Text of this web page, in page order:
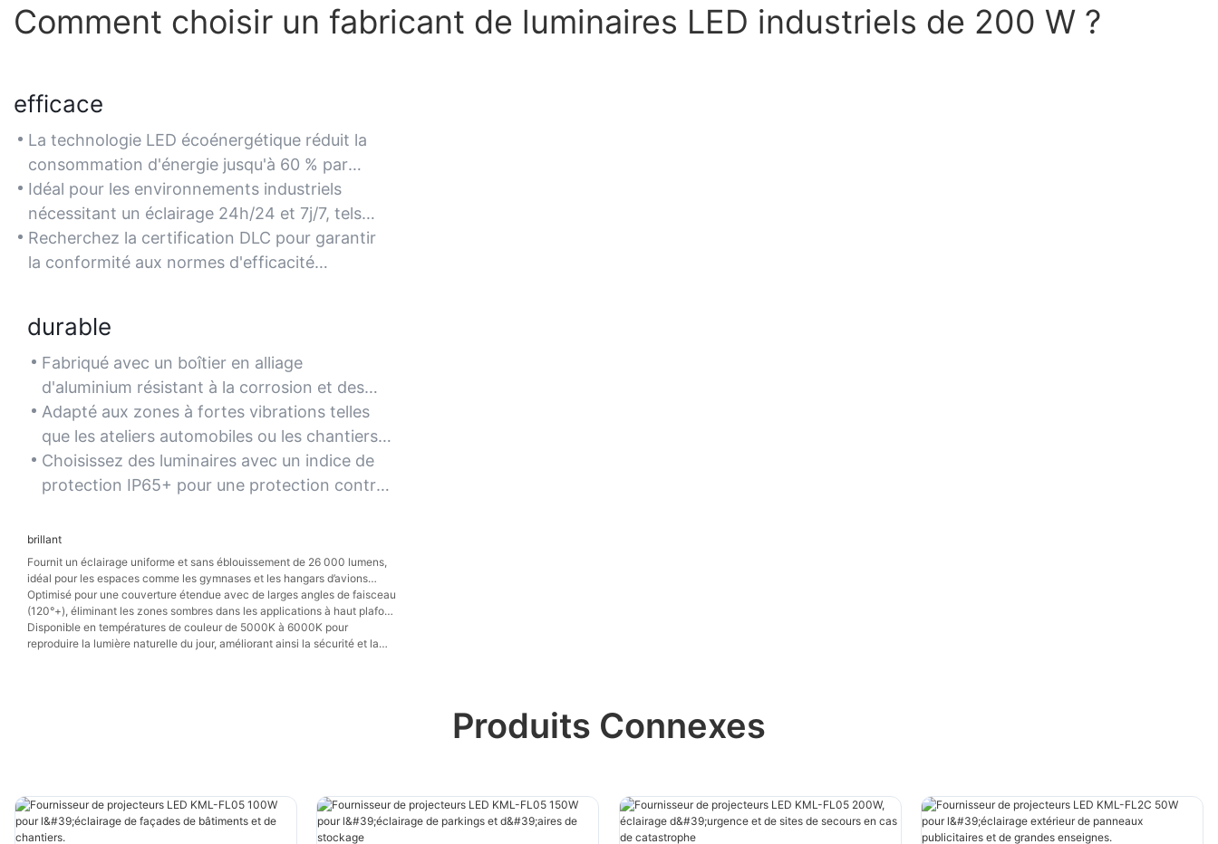
Comment choisir un fabricant de luminaires LED industriels de 200 W ?
efficace
La technologie LED écoénergétique réduit la
consommation d'énergie jusqu'à 60 % par
rapport aux lampes à halogénures métalliques
traditionnelles de 400 W, ce qui diminue les
coûts d'électricité pour les grandes installations
comme les entrepôts.
Idéal pour les environnements industriels
nécessitant un éclairage 24h/24 et 7j/7, tels
que les usines de fabrication et les centres de
distribution, où les économies d'énergie
Recherchez la certification DLC pour garantir
la conformité aux normes d'efficacité
durable
Fabriqué avec un boîtier en alliage
d'aluminium résistant à la corrosion et des
lentilles en verre trempé renforcé, ce qui
garantit sa robustesse dans des
environnements difficiles comme les usines et
les zones de stockage extérieures.
Adapté aux zones à fortes vibrations telles
que les ateliers automobiles ou les chantiers
de construction, il maintient son intégrité
structurelle même dans des conditions
Choisissez des luminaires avec un indice de
protection IP65+ pour une protection contre
extrêmes, prolongeant ainsi leur durée de vie
dans des climats difficiles.
brillant
Fournit un éclairage uniforme et sans éblouissement de 26 000 lumens,
idéal pour les espaces comme les gymnases et les hangars d’avions
nécessitant une visibilité précise.
Optimisé pour une couverture étendue avec de larges angles de faisceau
(120°+), éliminant les zones sombres dans les applications à haut plafond
comme les entrepôts de vente au détail et les arènes sportives.
Disponible en températures de couleur de 5000K à 6000K pour
reproduire la lumière naturelle du jour, améliorant ainsi la sécurité et la
Produits Connexes